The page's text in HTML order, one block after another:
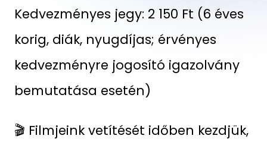
Kedvezményes jegy: 2 150 Ft (6 éves
korig, diák, nyugdíjas; érvényes
kedvezményre jogosító igazolvány
bemutatása esetén)
🎬 Filmjeink vetítését időben kezdjük,